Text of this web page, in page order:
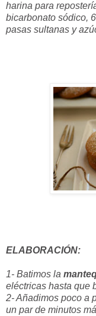
harina para
bicarbonato sódico,
pasas sultanas y
ELABORACIÓN:
1- Batimos la
eléctricas hasta que
2- Añadimos poco a
un par de minutos